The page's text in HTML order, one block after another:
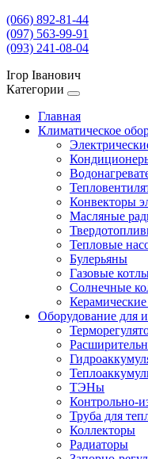
(066) 892-81-44
(097) 563-99-91
(093) 241-08-04
Ігор Іванович
Категории
Главная
Климатическое
Конвекторы
Масляные
Тепловые
Булерьяны
Газовые
Солнечные
Оборудование для
ТЭНы
Контрольно-
Труба для
Коллекторы
Радиаторы